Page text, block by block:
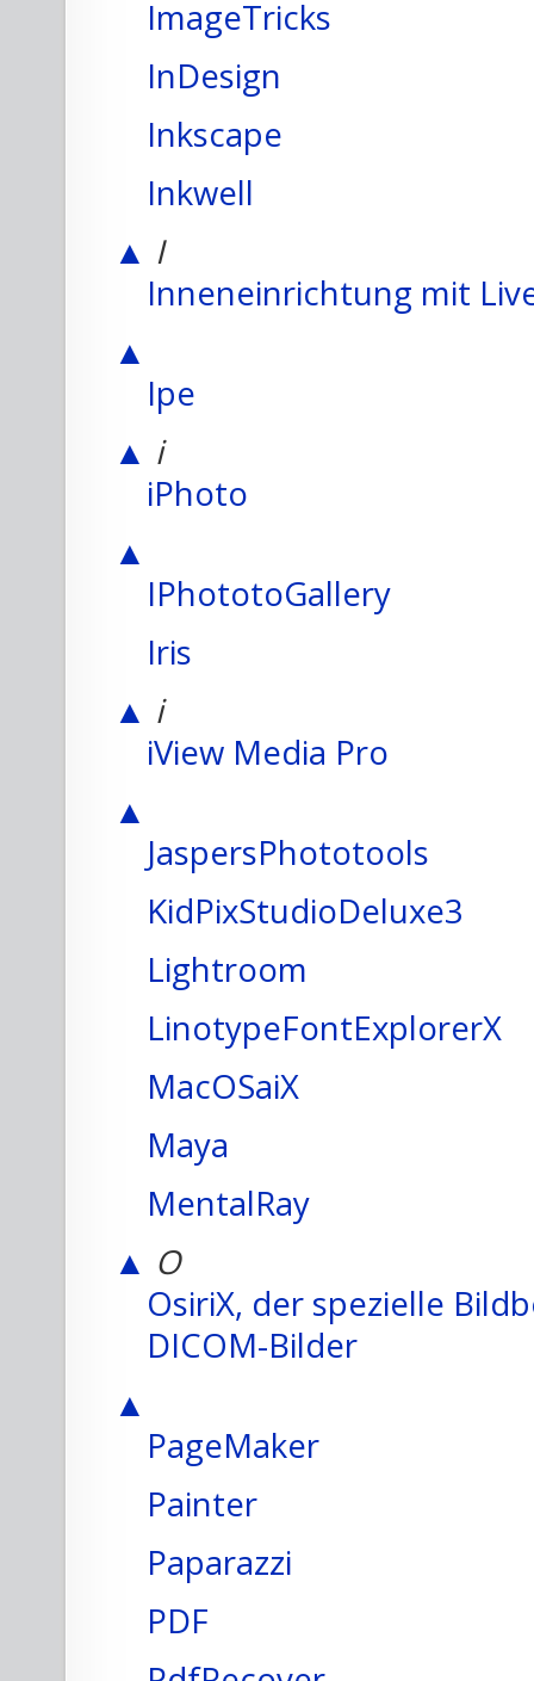
ImageTricks
InDesign
Inkscape
Inkwell
▲ I
Inneneinrichtung mit
▲
Ipe
▲ i
iPhoto
▲
IPhototoGallery
Iris
▲ i
iView Media Pro
▲
JaspersPhototools
KidPixStudioDeluxe3
Lightroom
LinotypeFontExplorerX
MacOSaiX
Maya
MentalRay
▲ O
OsiriX, der spezielle
DICOM-Bilder
▲
PageMaker
Painter
Paparazzi
PDF